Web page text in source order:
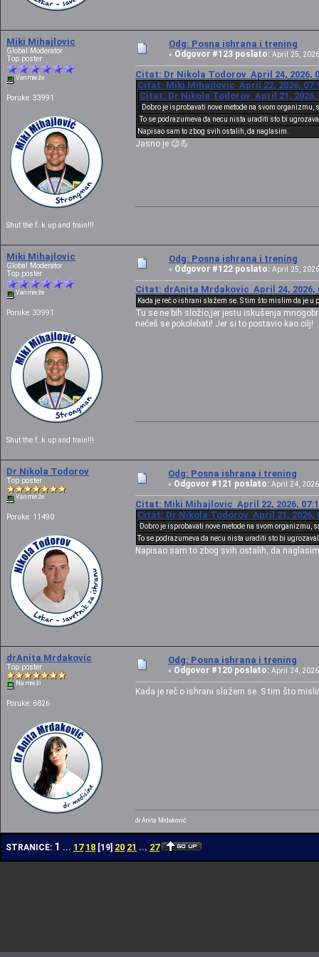
Miki Mihajlovic
Global Moderator
Top poster
Van mreže
Poruke: 33991
Shut the f..k up and train!!!
Odg: Posna ishrana i trening
« Odgovor #123 poslato: April 25,
Citat: Dr Nikola Todorov April 24, 2026,
Citat: Miki Mihajlovic April 22, 2026,
Citat: Dr Nikola Todorov April 21, 2026,
Dobro je isprobavati nove metode na svom
To se podrazumeva da necu nista uraditi sto bi
Napisao sam to zbog svih ostalih, da naglasim.
Jasno je 😉💪
Miki Mihajlovic
Global Moderator
Top poster
Van mreže
Poruke: 33991
Shut the f..k up and train!!!
Odg: Posna ishrana i trening
« Odgovor #122 poslato: April 25,
Citat: drAnita Mrdakovic April 24, 2026,
Kada je reč o ishrani slažem se. S tim što mislim da je
Tu se ne bih složio,jer jestu iskušenja
nećeš se pokolebati! Jer si to postavio kao cilj!
Dr Nikola Todorov
Top poster
Van mreže
Poruke: 11490
Odg: Posna ishrana i trening
« Odgovor #121 poslato: April 24,
Citat: Miki Mihajlovic April 22, 2026,
Citat: Dr Nikola Todorov April 21, 2026,
Dobro je isprobavati nove metode na svom organizmu,
To se podrazumeva da necu nista uraditi sto bi
Napisao sam to zbog svih ostalih, da
drAnita Mrdakovic
Top poster
Na mreži
Poruke: 6826
Odg: Posna ishrana i trening
« Odgovor #120 poslato: April 24,
Kada je reč o ishrani slažem se. S tim što
dr Anita Mrdaković
STRANICE: 1 ... 17 18 [19] 20 21 ... 27